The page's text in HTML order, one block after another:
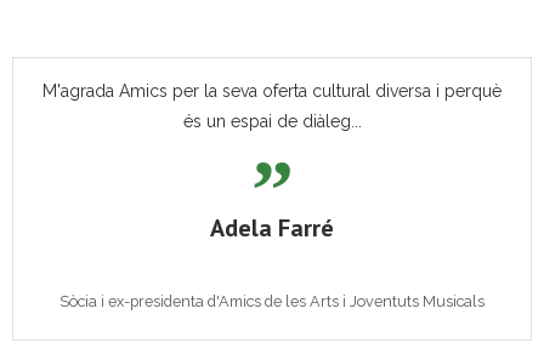
M'agrada Amics per la seva oferta cultural diversa i perquè
és un espai de diàleg...
Adela Farré
Sòcia i ex-presidenta d'Amics de les Arts i Joventuts Musicals